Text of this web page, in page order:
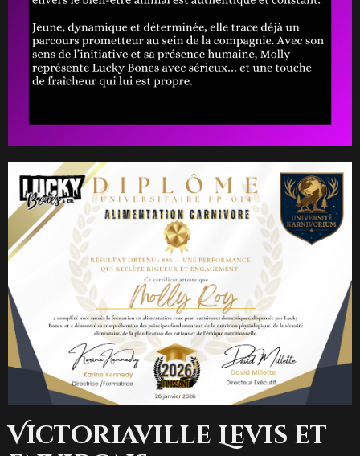
Victoriaville Levis et